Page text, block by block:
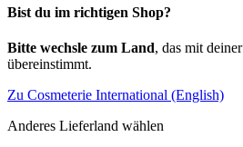
Bist du im richtigen Shop?
Bitte wechsle zum Land, das mit
übereinstimmt.
Zu Cosmeterie International (English)
Anderes Lieferland wählen